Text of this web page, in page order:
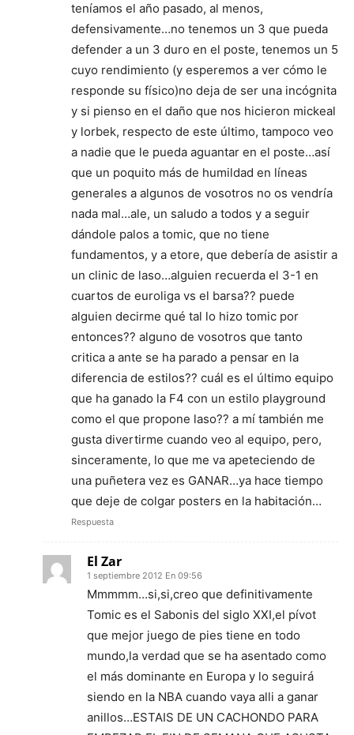
teníamos el año pasado, al menos,
defensivamente…no tenemos un 3 que pueda
defender a un 3 duro en el poste, tenemos un 5
cuyo rendimiento (y esperemos a ver cómo le
responde su físico)no deja de ser una incógnita
y si pienso en el daño que nos hicieron mickeal
y lorbek, respecto de este último, tampoco veo
a nadie que le pueda aguantar en el poste…así
que un poquito más de humildad en líneas
generales a algunos de vosotros no os vendría
nada mal…ale, un saludo a todos y a seguir
dándole palos a tomic, que no tiene
fundamentos, y a etore, que debería de asistir a
un clinic de laso…alguien recuerda el 3-1 en
cuartos de euroliga vs el barsa?? puede
alguien decirme qué tal lo hizo tomic por
entonces?? alguno de vosotros que tanto
critica a ante se ha parado a pensar en la
diferencia de estilos?? cuál es el último equipo
que ha ganado la F4 con un estilo playground
como el que propone laso?? a mí también me
gusta divertirme cuando veo al equipo, pero,
sinceramente, lo que me va apeteciendo de
una puñetera vez es GANAR…ya hace tiempo
que deje de colgar posters en la habitación…
Respuesta
El Zar
1 septiembre 2012 En 09:56
Mmmmm…si,si,creo que definitivamente
Tomic es el Sabonis del siglo XXI,el pívot
que mejor juego de pies tiene en todo
mundo,la verdad que se ha asentado como
el más dominante en Europa y lo seguirá
siendo en la NBA cuando vaya alli a ganar
anillos…ESTAIS DE UN CACHONDO PARA